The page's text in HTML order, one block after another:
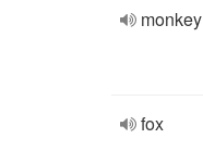
monkey
fox